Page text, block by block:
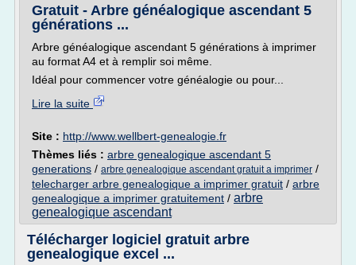
Gratuit - Arbre généalogique ascendant 5
générations ...
Arbre généalogique ascendant 5 générations à imprimer
au format A4 et à remplir soi même.
Idéal pour commencer votre généalogie ou pour...
Lire la suite
Site : http://www.wellbert-genealogie.fr
Thèmes liés : arbre genealogique ascendant 5
generations / arbre genealogique ascendant gratuit a imprimer /
telecharger arbre genealogique a imprimer gratuit / arbre
genealogique a imprimer gratuitement / arbre
genealogique ascendant
Télécharger logiciel gratuit arbre
genealogique excel ...